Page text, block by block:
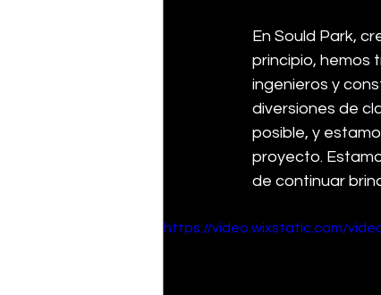
En Sould Park,
principio, hemos
ingenieros y
diversiones de
posible, y
proyecto.
de continuar
https://video.wixstatic.com/